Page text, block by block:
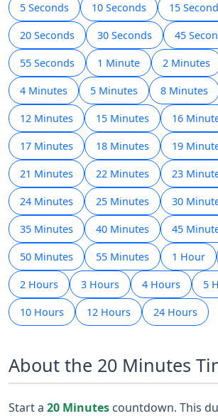
5 Seconds 10 Seconds 15
20 Seconds 30 Seconds 45
55 Seconds 1 Minute 2 Minutes
4 Minutes 5 Minutes 8 Minutes
12 Minutes 15 Minutes 16
17 Minutes 18 Minutes 19
21 Minutes 22 Minutes 23
24 Minutes 25 Minutes 30
35 Minutes 40 Minutes 45
50 Minutes 55 Minutes 1 Hour
2 Hours 3 Hours 4 Hours 5
10 Hours 12 Hours 24 Hours
About the 20 Minutes
Start a 20 Minutes countdown. This